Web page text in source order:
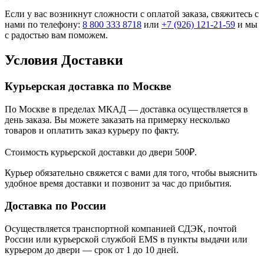
Если у вас возникнут сложности с оплатой заказа, свяжитесь с
нами по телефону: 8 800 333 8718 или +7 (926) 121-21-59 и мы
с радостью вам поможем.
Условия Доставки
Курьерская доставка по Москве
По Москве в пределах МКАД — доставка осуществляется в
день заказа. Вы можете заказать на примерку несколько
товаров и оплатить заказ курьеру по факту.
Стоимость курьерской доставки до двери 500₽.
Курьер обязательно свяжется с вами для того, чтобы выяснить
удобное время доставки и позвонит за час до прибытия.
Доставка по России
Осуществляется транспортной компанией СДЭК, почтой
России или курьерской службой EMS в пункты выдачи или
курьером до двери — срок от 1 до 10 дней.